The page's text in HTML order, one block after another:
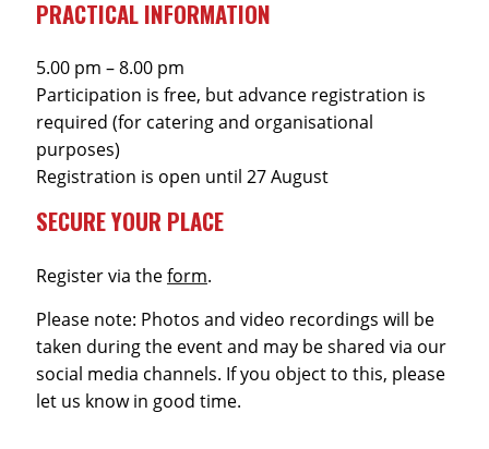
PRACTICAL INFORMATION
5.00 pm – 8.00 pm
Participation is free, but advance registration is
required (for catering and organisational
purposes)
Registration is open until 27 August
SECURE YOUR PLACE
Register via theform.
Please note: Photos and video recordings will be
taken during the event and may be shared via our
social media channels. If you object to this, please
let us know in good time.